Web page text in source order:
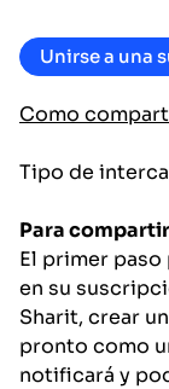
Unirse a una
Como
Tipo de
Para
El primer
en su
Sharit, crear
pronto como
notificará y